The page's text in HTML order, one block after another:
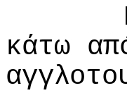
κάτω